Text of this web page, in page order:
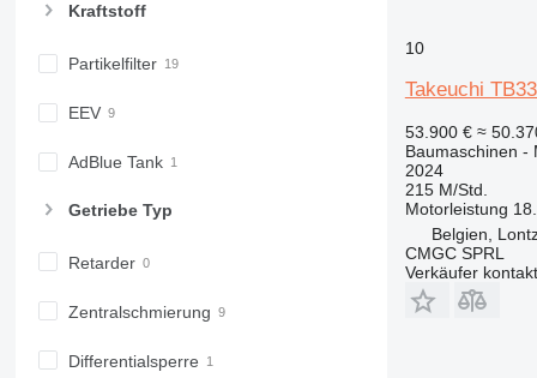
D series
F-series
IT
NR
RM
Kraftstoff
Partikelfilter
EEV
AdBlue Tank
Getriebe Typ
Retarder
Zentralschmierung
Differentialsperre
10
Takeuchi
53.900 € ≈
Baumaschinen -
2024
215 M/Std.
Motorleistung
Belgien,
CMGC SPRL
Verkäufer